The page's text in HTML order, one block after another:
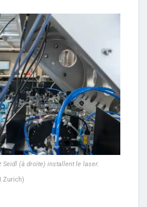
Seidl (à droite) installent le laser.
Zurich)